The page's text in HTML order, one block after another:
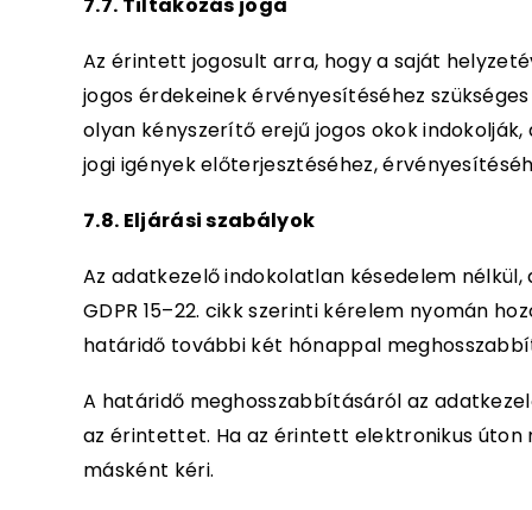
Az érintett jogosult arra, hogy a saját
jogos érdekeinek érvényesítéséhez
olyan kényszerítő erejű jogos okok
jogi igények előterjesztéséhez,
7.8. Eljárási szabályok
Az adatkezelő indokolatlan késedelem
GDPR 15–22. cikk szerinti kérelem nyomán
határidő további két hónappal
A határidő meghosszabbításáról az
az érintettet. Ha az érintett elektronikus
másként kéri.